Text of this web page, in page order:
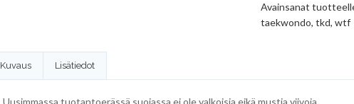
Avainsanat
taekwondo, tkd, wtf
Kuvaus Lisätiedot
Uusimmassa tuotantoerässä suojassa ei ole valkoisia eikä mustia viivoja.